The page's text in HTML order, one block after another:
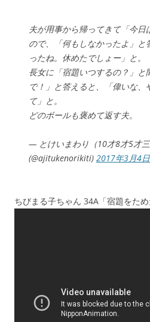
夫が用事から帰ってきて「今日
ので、「何もしなかったよ」
ったね。休めたでしょー」と。
長女に「宿題いつするの？」と
で！」と答えると、「偉いな
て」と。
どのボールも褒めて返す夫。
— とけいまわり（10才8才5才三
(@ajitukenorikiti) 2017年3月4日
ちびまる子ちゃん 34A「宿題をた